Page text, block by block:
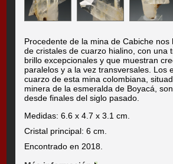
Procedente de la mina de Cabiche nos
de cristales de cuarzo hialino, con una
brillo excepcionales y que muestran
paralelos y a la vez transversales. Los
cuarzo de esta mina colombiana,
minera de la esmeralda de Boyacá,
desde finales del siglo pasado.
Medidas: 6.6 x 4.7 x 3.1 cm.
Cristal principal: 6 cm.
Encontrado en 2018.